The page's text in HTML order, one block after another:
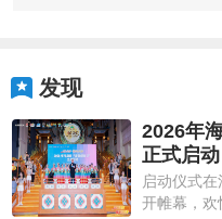
发现
2026年
正式启动
启动仪式
开帷幕，欢